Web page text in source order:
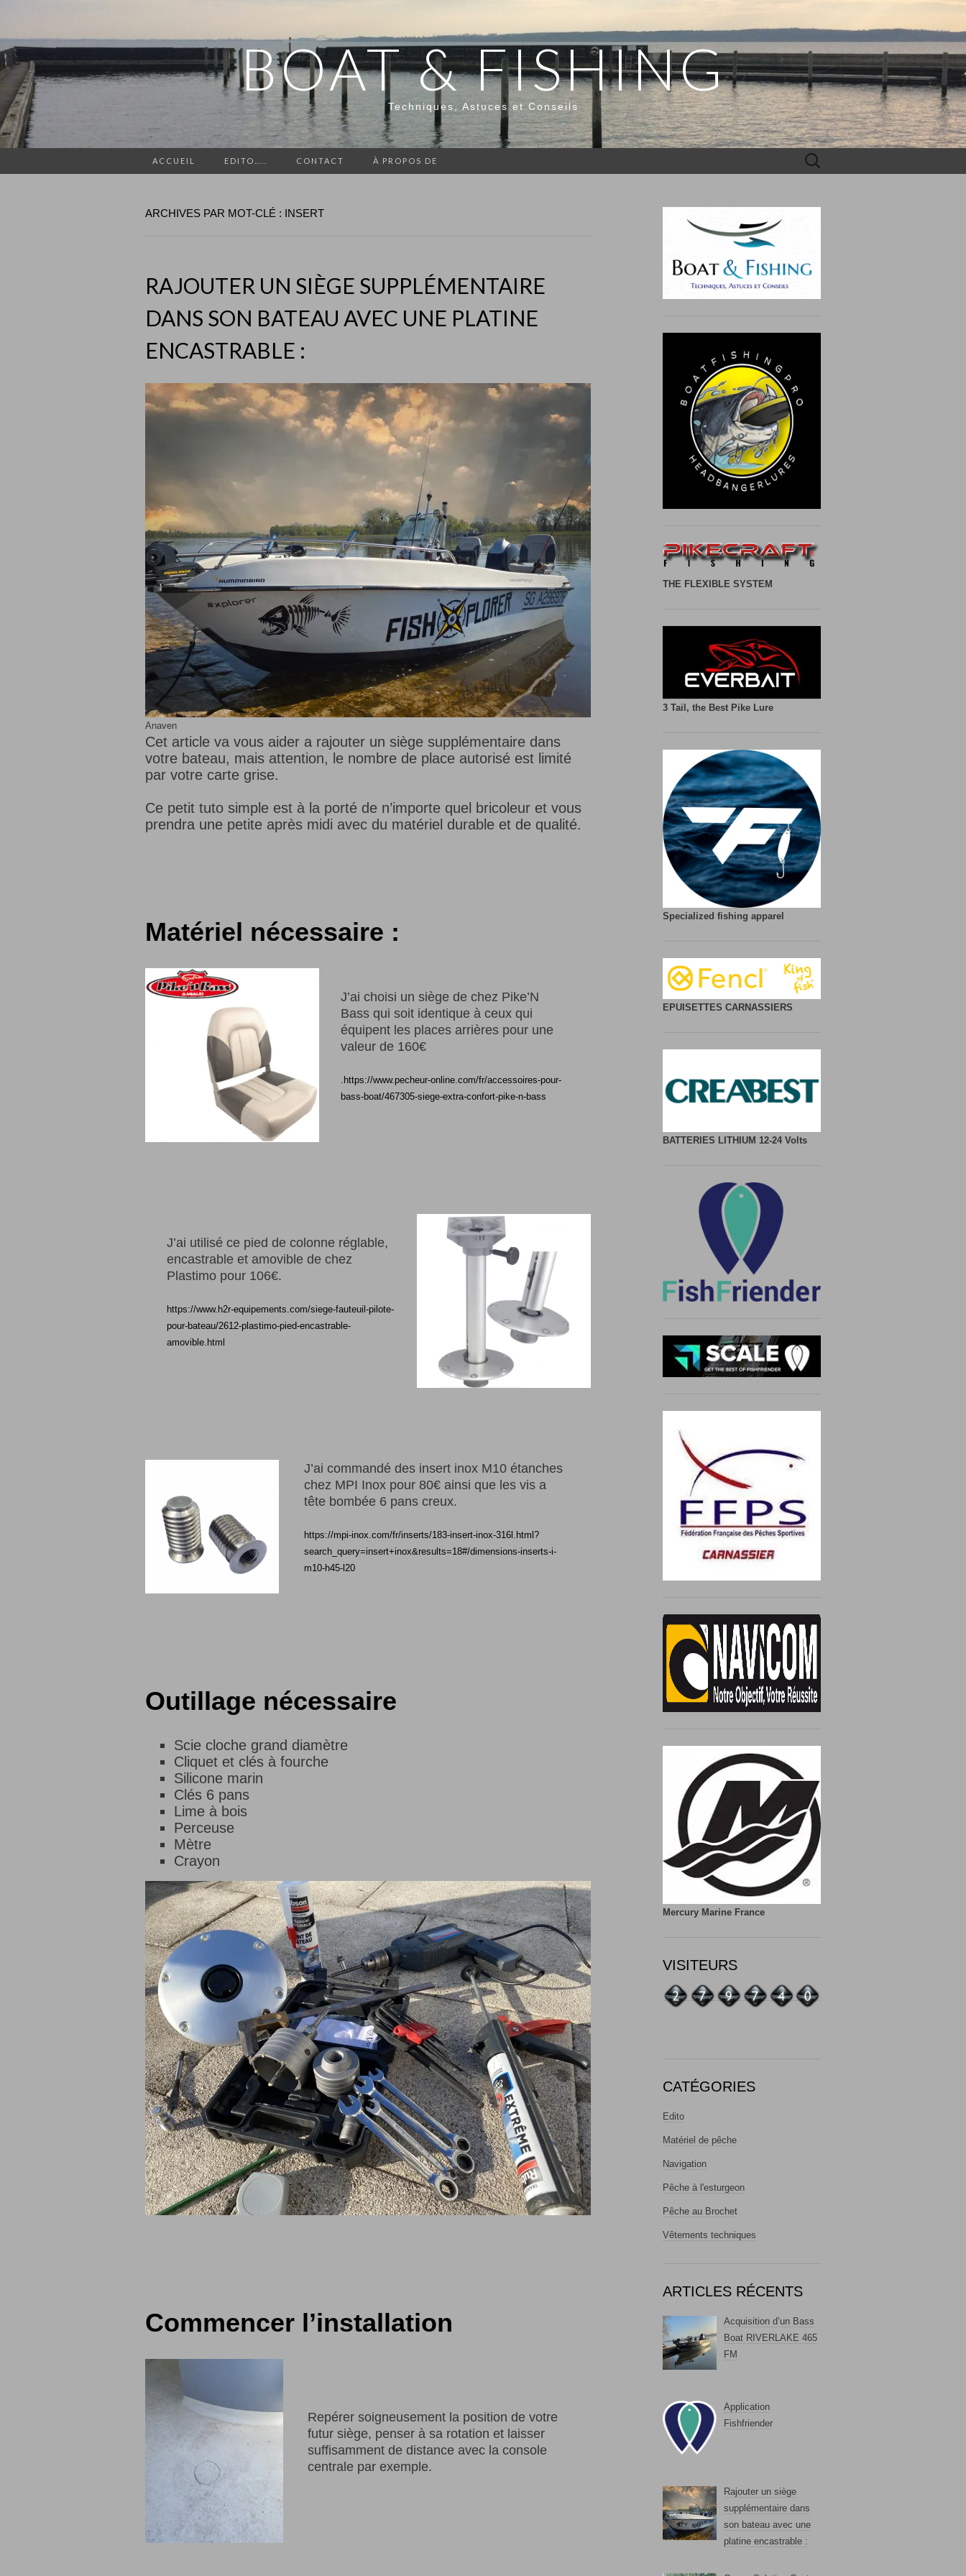
BOAT & FISHING
Techniques, Astuces et Conseils
ACCUEIL EDITO….. CONTACT À PROPOS DE Rechercher :
ARCHIVES PAR MOT-CLÉ : INSERT
RAJOUTER UN SIÈGE SUPPLÉMENTAIRE
DANS SON BATEAU AVEC UNE PLATINE
ENCASTRABLE :
Anaven
Cet article va vous aider a rajouter un siège supplémentaire dans
votre bateau, mais attention, le nombre de place autorisé est limité
par votre carte grise.
Ce petit tuto simple est à la porté de n’importe quel bricoleur et vous
prendra une petite après midi avec du matériel durable et de qualité.
Matériel nécessaire :
J’ai choisi un siège de chez Pike’N
Bass qui soit identique à ceux qui
équipent les places arrières pour une
valeur de 160€
.https://www.pecheur-online.com/fr/accessoires-pour-
bass-boat/467305-siege-extra-confort-pike-n-bass
J’ai utilisé ce pied de colonne réglable,
encastrable et amovible de chez
Plastimo pour 106€.
https://www.h2r-equipements.com/siege-fauteuil-pilote-
pour-bateau/2612-plastimo-pied-encastrable-
amovible.html
J’ai commandé des insert inox M10 étanches
chez MPI Inox pour 80€ ainsi que les vis a
tête bombée 6 pans creux.
https://mpi-inox.com/fr/inserts/183-insert-inox-316l.html?
search_query=insert+inox&results=18#/dimensions-inserts-i-
m10-h45-l20
Outillage nécessaire
Scie cloche grand diamètre
Cliquet et clés à fourche
Silicone marin
Clés 6 pans
Lime à bois
Perceuse
Mètre
Crayon
Commencer l’installation
Repérer soigneusement la position de votre
futur siège, penser à sa rotation et laisser
suffisamment de distance avec la console
centrale par exemple.
THE FLEXIBLE SYSTEM
3 Tail, the Best Pike Lure
Specialized fishing apparel
EPUISETTES CARNASSIERS
BATTERIES LITHIUM 12-24 Volts
Mercury Marine France
VISITEURS
CATÉGORIES
Edito
Matériel de pêche
Navigation
Pêche à l'esturgeon
Pêche au Brochet
Vêtements techniques
ARTICLES RÉCENTS
Acquisition d’un Bass
Boat RIVERLAKE 465
FM
Application
Fishfriender
Rajouter un siège
supplémentaire dans
son bateau avec une
platine encastrable :